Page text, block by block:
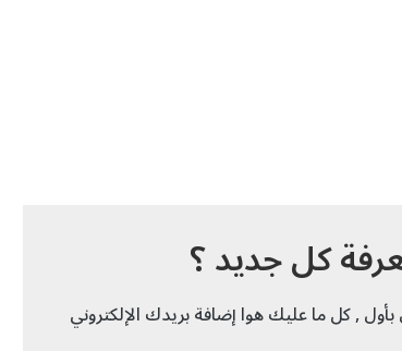
كل جديد ؟
, كل ما عليك هوا إضافة بريدك الإلكتروني